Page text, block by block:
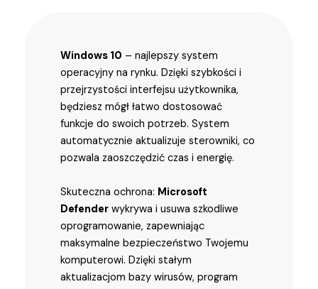
Windows 10 – najlepszy system
operacyjny na rynku. Dzięki szybkości i
przejrzystości interfejsu użytkownika,
będziesz mógł łatwo dostosować
funkcje do swoich potrzeb. System
automatycznie aktualizuje sterowniki, co
pozwala zaoszczędzić czas i energię.
Skuteczna ochrona: Microsoft
Defender wykrywa i usuwa szkodliwe
oprogramowanie, zapewniając
maksymalne bezpieczeństwo Twojemu
komputerowi. Dzięki stałym
aktualizacjom bazy wirusów, program